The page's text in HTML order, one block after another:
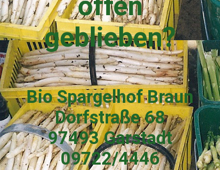
geblieben?
Bio Spargelhof Braun
Dorfstraße 68
97493 Garstadt
09722/4446